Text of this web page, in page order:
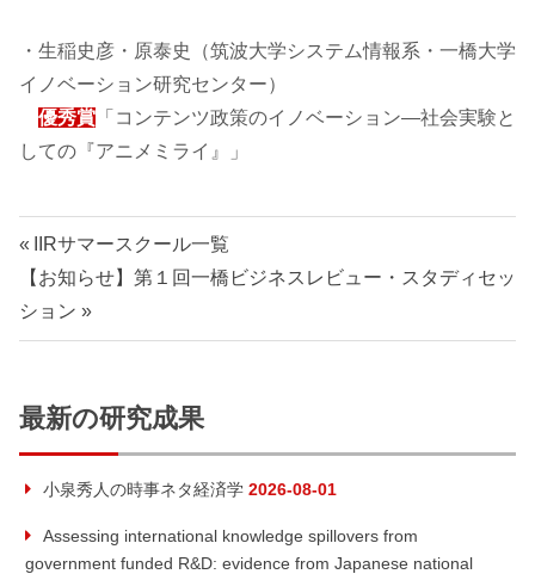
・生稲史彦・原泰史（筑波大学システム情報系・一橋大学
イノベーション研究センター）
優秀賞 「コンテンツ政策のイノベーション―社会実験と
しての『アニメミライ』」
投
稿
ナ
ビ
ゲ
ー
シ
前
の
記
事:
IIRサマースクール一覧
次
の
記
【お知らせ】第１回一橋ビジネスレビュー・スタディセッ
ション
最新の研究成果
小泉秀人の時事ネタ経済学 2026-08-01
Assessing international knowledge spillovers from
government funded R&D: evidence from Japanese national